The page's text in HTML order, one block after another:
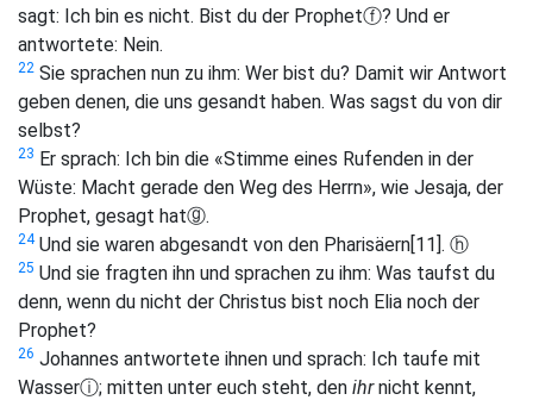
sagt: Ich bin es nicht. Bist du der Prophetⓕ? Und er
antwortete: Nein.
22 Sie sprachen nun zu ihm: Wer bist du? Damit wir Antwort
geben denen, die uns gesandt haben. Was sagst du von dir
selbst?
23 Er sprach: Ich bin die «Stimme eines Rufenden in der
Wüste: Macht gerade den Weg des Herrn», wie Jesaja, der
Prophet, gesagt hatⓖ.
24Und sie waren abgesandt von den Pharisäern[11]. ⓗ
25 Und sie fragten ihn und sprachen zu ihm: Was taufst du
denn, wenn du nicht der Christus bist noch Elia noch der
Prophet?
26 Johannes antwortete ihnen und sprach: Ich taufe mit
Wasserⓘ; mitten unter euch steht, den ihrnicht kennt,